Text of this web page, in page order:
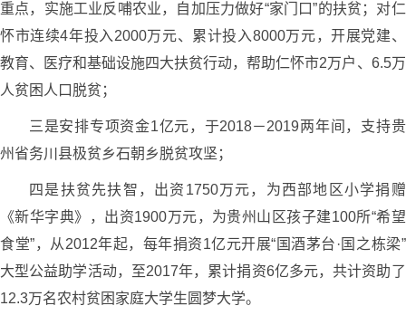
重点，实施工业反哺农业，自加压力做好“家门口”的扶贫；对仁
怀市连续4年投入2000万元、累计投入8000万元，开展党建、
教育、医疗和基础设施四大扶贫行动，帮助仁怀市2万户、6.5万
人贫困人口脱贫；
三是安排专项资金1亿元，于2018－2019两年间，支持贵
州省务川县极贫乡石朝乡脱贫攻坚；
四是扶贫先扶智，出资1750万元，为西部地区小学捐赠
《新华字典》，出资1900万元，为贵州山区孩子建100所“希望
食堂”，从2012年起，每年捐资1亿元开展“国酒茅台·国之栋梁”
大型公益助学活动，至2017年，累计捐资6亿多元，共计资助了
12.3万名农村贫困家庭大学生圆梦大学。